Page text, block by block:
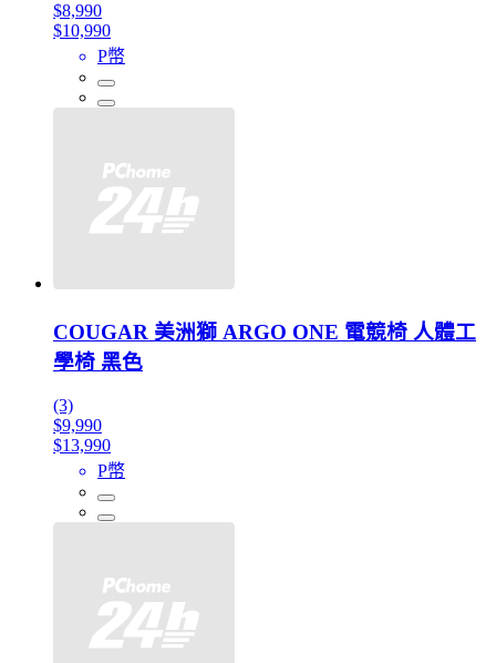
$8,990
$10,990
P幣
COUGAR 美洲獅 ARGO ONE 電競椅 人體工
學椅 黑色
(3)
$9,990
$13,990
P幣